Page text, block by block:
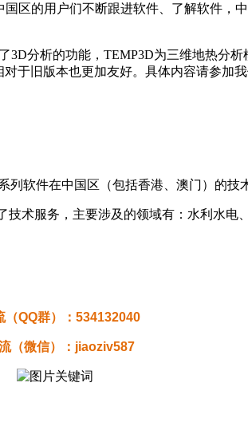
区的用户们不断跟进软件、了解软件，
分析的功能，TEMP3D为三维地热分
于旧版本也更加友好。具体内容请参加我
列软件在中国区（包括香港、澳门）的技
术服务，主要涉及的领域有：水利水
（QQ群）： 534132040
（微信）：jiaoziv587